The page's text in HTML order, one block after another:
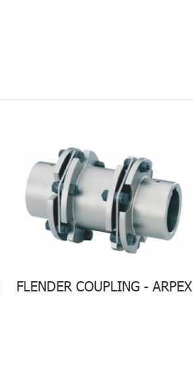
FLENDER COUPLING - ARPEX